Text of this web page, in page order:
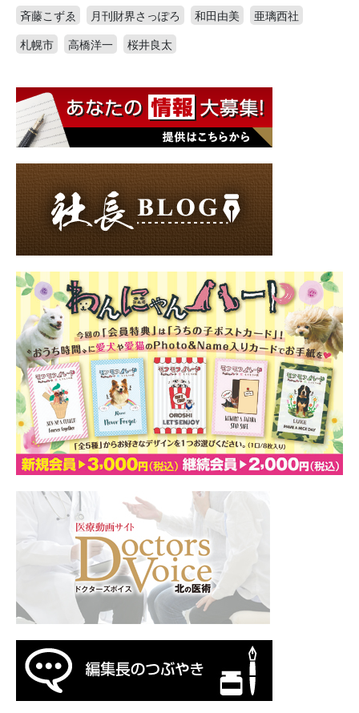
斉藤こずゑ
月刊財界さっぽろ 和田由美
亜璃西社
札幌市
高橋洋一 桜井良太